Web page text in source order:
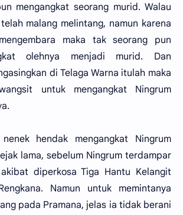
mengangkat seorang murid. Walau
malang melintang, namun karena
maka tak seorang pun
olehnya menjadi murid. Dan
di Telaga Warna itulah maka
untuk mengangkat Ningrum
hendak mengangkat Ningrum
lama, sebelum Ningrum terdampar
diperkosa Tiga Hantu Kelangit
Namun untuk memintanya
pada Pramana, jelas ia tidak berani